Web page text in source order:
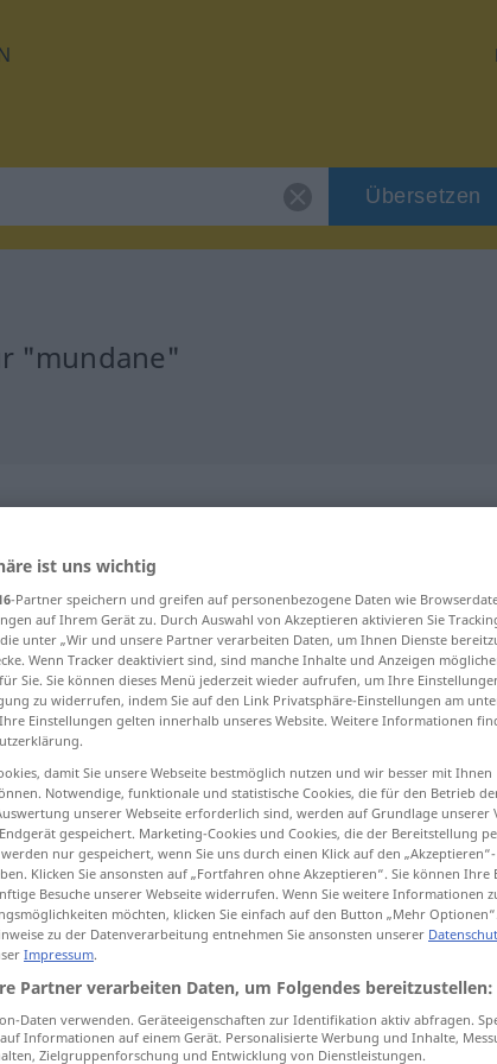
Übersetzen
"mundane"
irdisch, weltlich Welten…, Weltall…
mundaneworldly
mundaneearthly
mundanepoetry
ist uns wichtig
-Partner speichern und greifen auf personenbezogene Daten wie
auf Ihrem Gerät zu. Durch Auswahl von Akzeptieren aktivieren Sie
unter „Wir und unsere Partner verarbeiten Daten, um Ihnen Dienste
Wenn Tracker deaktiviert sind, sind manche Inhalte und Anzeigen
Sie. Sie können dieses Menü jederzeit wieder aufrufen, um Ihre
zu widerrufen, indem Sie auf den Link Privatsphäre-Einstellungen am
Einstellungen gelten innerhalb unseres Website. Weitere Informationen
damit Sie unsere Webseite bestmöglich nutzen und wir besser mit Ihnen
Notwendige, funktionale und statistische Cookies, die für den Betrieb
unserer Webseite erforderlich sind, werden auf Grundlage unserer
gespeichert. Marketing-Cookies und Cookies, die der Bereitstellung
nur gespeichert, wenn Sie uns durch einen Klick auf den
Klicken Sie ansonsten auf „Fortfahren ohne Akzeptieren“. Sie können
Besuche unserer Webseite widerrufen. Wenn Sie weitere Informationen
möchten, klicken Sie einfach auf den Button „Mehr
zu der Datenverarbeitung entnehmen Sie ansonsten unserer
Impressum.
Partner verarbeiten Daten, um Folgendes bereitzustellen:
Daten verwenden. Geräteeigenschaften zur Identifikation aktiv abfragen.
Informationen auf einem Gerät. Personalisierte Werbung und Inhalte,
Zielgruppenforschung und Entwicklung von Dienstleistungen.